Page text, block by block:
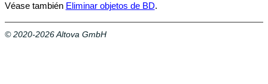
Véase también Eliminar objetos de BD.
© 2020-2026 Altova GmbH